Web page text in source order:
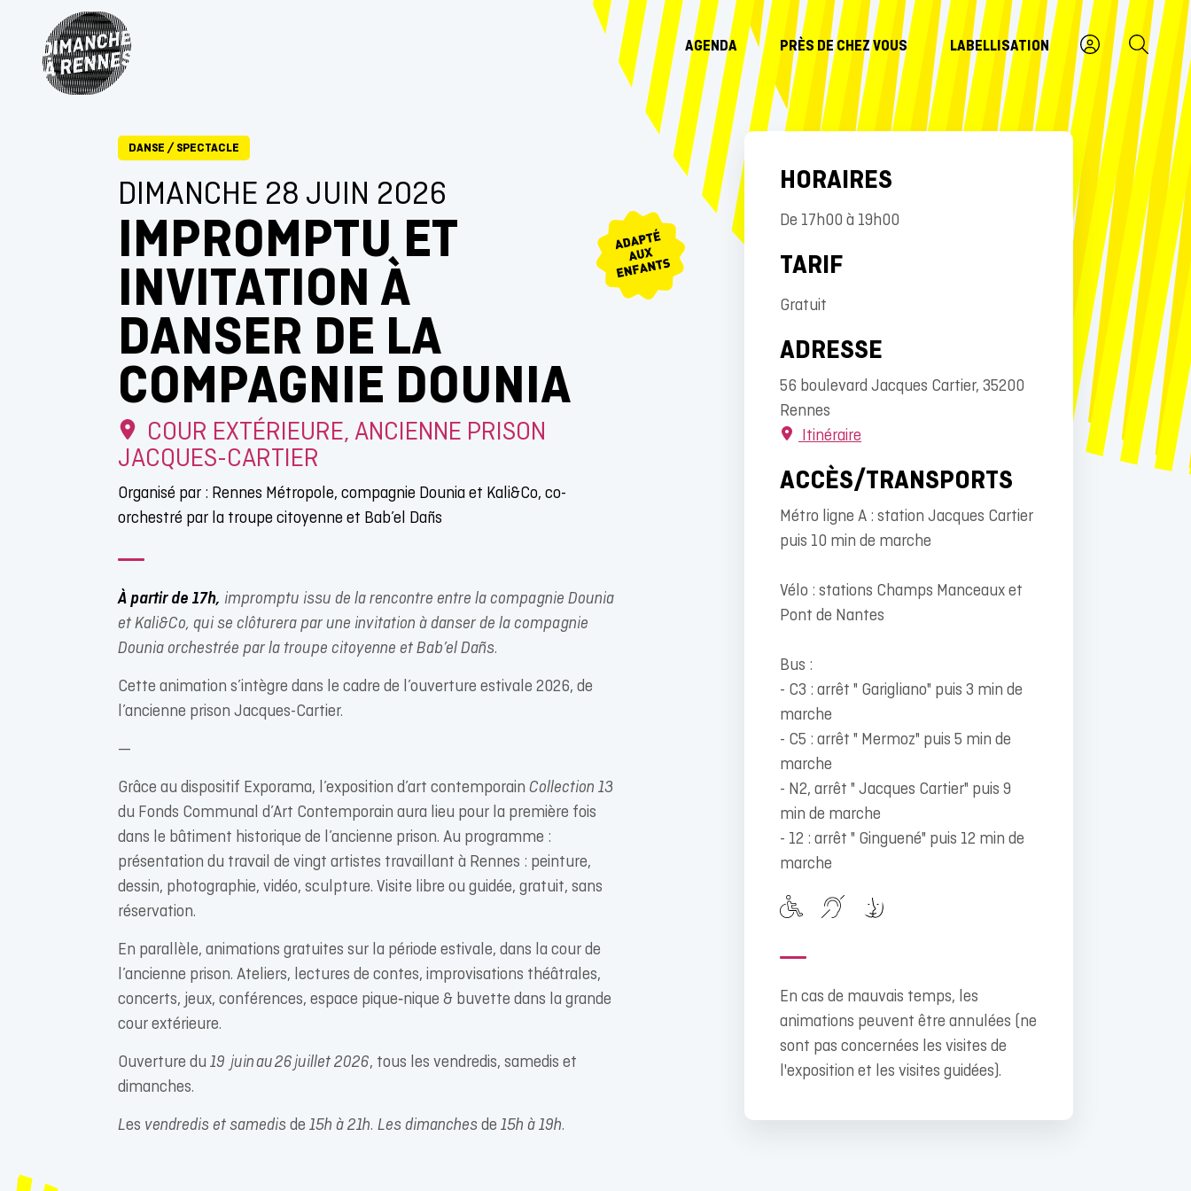
AGENDA PRÈS DE CHEZ VOUS LABELLISATION
DANSE / SPECTACLE
DIMANCHE 28 JUIN 2026
IMPROMPTU ET
INVITATION À
DANSER DE LA
COMPAGNIE DOUNIA
COUR EXTÉRIEURE, ANCIENNE PRISON
JACQUES-CARTIER
Organisé par : Rennes Métropole, compagnie Dounia et Kali&Co, co-
orchestré par la troupe citoyenne et Bab’el Dañs
À partir de 17h, impromptu issu de la rencontre entre la compagnie Dounia
et Kali&Co, qui se clôturera par une invitation à danser de la compagnie
Dounia orchestrée par la troupe citoyenne et Bab’el Dañs.
Cette animation s’intègre dans le cadre de l’ouverture estivale 2026, de
l’ancienne prison Jacques-Cartier.
—
Grâce au dispositif Exporama, l’exposition d’art contemporain Collection 13
du Fonds Communal d’Art Contemporain aura lieu pour la première fois
dans le bâtiment historique de l’ancienne prison. Au programme :
présentation du travail de vingt artistes travaillant à Rennes : peinture,
dessin, photographie, vidéo, sculpture. Visite libre ou guidée, gratuit, sans
réservation.
En parallèle, animations gratuites sur la période estivale, dans la cour de
l’ancienne prison. Ateliers, lectures de contes, improvisations théâtrales,
concerts, jeux, conférences, espace pique‑nique & buvette dans la grande
cour extérieure.
Ouverture du 19 juin au 26 juillet 2026, tous les vendredis, samedis et
dimanches.
Les vendredis et samedis de 15h à 21h. Les dimanches de 15h à 19h.
HORAIRES
De 17h00 à 19h00
TARIF
Gratuit
ADRESSE
56 boulevard Jacques Cartier, 35200
Rennes
Itinéraire
ACCÈS/TRANSPORTS
Métro ligne A : station Jacques Cartier
puis 10 min de marche
Vélo : stations Champs Manceaux et
Pont de Nantes
Bus :
- C3 : arrêt " Garigliano" puis 3 min de
marche
- C5 : arrêt " Mermoz" puis 5 min de
marche
- N2, arrêt " Jacques Cartier" puis 9
min de marche
- 12 : arrêt " Ginguené" puis 12 min de
marche
En cas de mauvais temps, les
animations peuvent être annulées (ne
sont pas concernées les visites de
l'exposition et les visites guidées).